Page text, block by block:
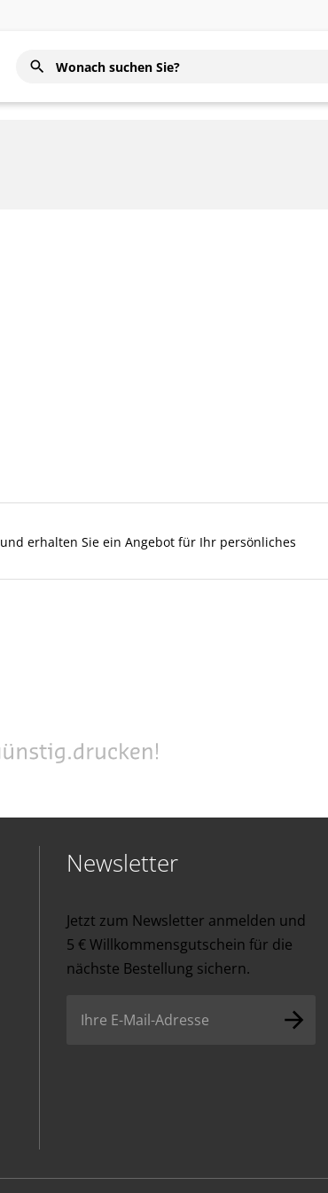
und erhalten Sie ein Angebot für Ihr persönliches
Newsletter
Jetzt zum Newsletter anmelden und
5 € Willkommensgutschein für die
nächste Bestellung sichern.